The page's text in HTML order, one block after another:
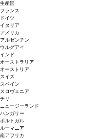
生産国
フランス
ドイツ
イタリア
アメリカ
アルゼンチン
ウルグアイ
インド
オーストラリア
オーストリア
スイス
スペイン
スロヴェニア
チリ
ニュージーランド
ハンガリー
ポルトガル
ルーマニア
南アフリカ